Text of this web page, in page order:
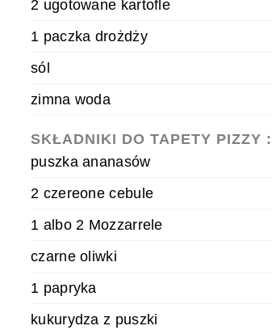
2 ugotowane kartofle
1 paczka drożdży
sól
zimna woda
SKŁADNIKI DO TAPETY PIZZY :
puszka ananasów
2 czereone cebule
1 albo 2 Mozzarrele
czarne oliwki
1 papryka
kukurydza z puszki